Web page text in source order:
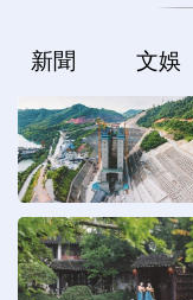
新聞 文娛